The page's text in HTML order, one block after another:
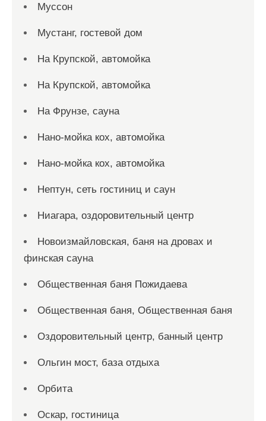
Муссон
Мустанг, гостевой дом
На Крупской, автомойка
На Крупской, автомойка
На Фрунзе, сауна
Нано-мойка кох, автомойка
Нано-мойка кох, автомойка
Нептун, сеть гостиниц и саун
Ниагара, оздоровительный центр
Новоизмайловская, баня на дровах и
финская сауна
Общественная баня Пожидаева
Общественная баня, Общественная баня
Оздоровительный центр, банный центр
Ольгин мост, база отдыха
Орбита
Оскар, гостиница